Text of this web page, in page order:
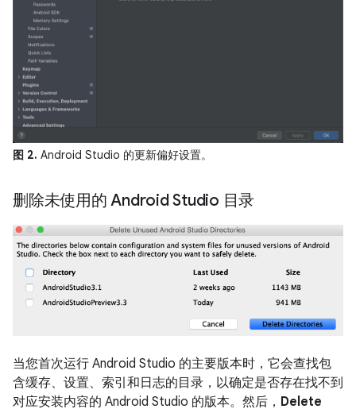
图 2. Android Studio 的更新偏好设置。
删除未使用的 Android Studio 目录
当您首次运行 Android Studio 的主要版本时，它会查找包
含缓存、设置、索引和日志的目录，以确定是否存在找不到
对应安装内容的 Android Studio 的版本。然后， Delete